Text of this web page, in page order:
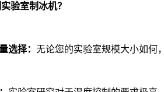
验室制冰机？
选择： 无论您的实验室规模大小如何